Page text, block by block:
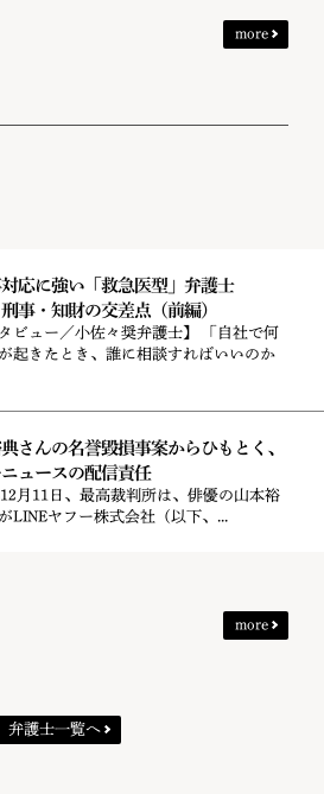
more
応に強い「救急医型」弁護士
事・知財の交差点（前編）
タビュー／小佐々奨弁護士】 「自社で何
起きたとき、誰に相談すればいいのか
さんの名誉毀損事案からひもとく、
ュースの配信責任
月11日、最高裁判所は、俳優の山本裕
LINEヤフー株式会社（以下、...
more
弁護士一覧へ